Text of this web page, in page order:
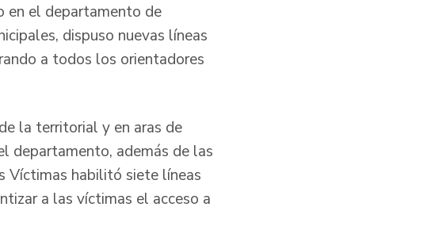
en el departamento de
dispuso nuevas líneas
a todos los orientadores
la territorial y en aras de
departamento, además de las
Víctimas habilitó siete líneas
a las víctimas el acceso a